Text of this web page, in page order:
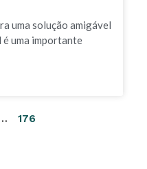
uma solução amigável
uma importante
176